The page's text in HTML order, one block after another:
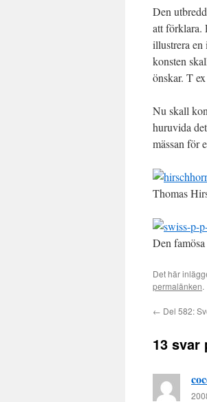
Den
att förklara.
illustrera en
konsten
önskar. T
Nu skall
huruvida
mässan för
Thomas
Den
Det här
permalänken.
← Del 582:
13 svar